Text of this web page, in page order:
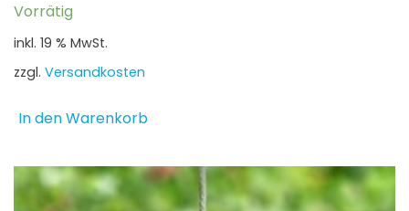
Vorrätig
inkl. 19 % MwSt.
zzgl. Versandkosten
In den Warenkorb